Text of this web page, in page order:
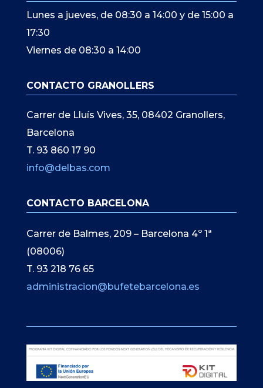
Lunes a jueves, de 08:30 a 14:00 y de 15:00 a
17:30
Viernes de 08:30 a 14:00
CONTACTO GRANOLLERS
Carrer de Lluís Vives, 35, 08402 Granollers,
Barcelona
T. 93 860 17 90
info@delbas.com
CONTACTO BARCELONA
Carrer de Balmes, 209 – Barcelona 4º 1ª
(08006)
T. 93 218 76 65
administracion@bufetebarcelona.es